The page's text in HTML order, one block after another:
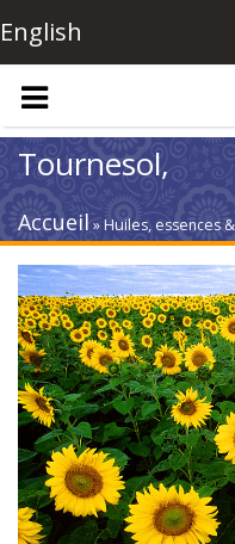
Aller au contenu principal
English
Tournesol,
Accueil » Huiles, essences